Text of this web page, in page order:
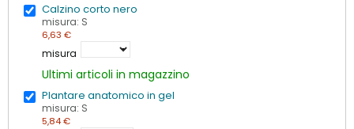
Calzino corto nero
misura: S
6,63 €
misura
Ultimi articoli in magazzino
Plantare anatomico in gel
misura: S
5,84 €